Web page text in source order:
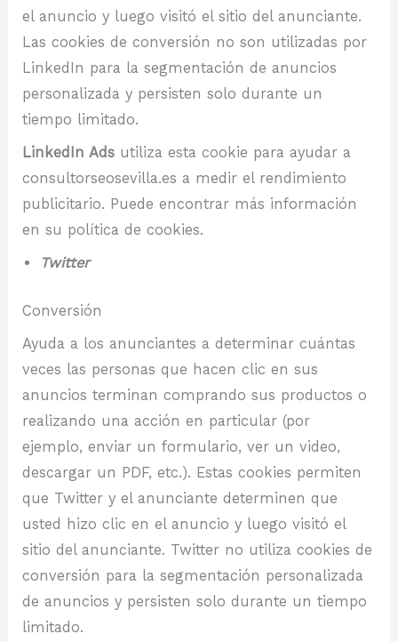
el anuncio y luego visitó el sitio del anunciante.
Las cookies de conversión no son utilizadas por
LinkedIn para la segmentación de anuncios
personalizada y persisten solo durante un
tiempo limitado.
LinkedIn Ads utiliza esta cookie para ayudar a
consultorseosevilla.es a medir el rendimiento
publicitario. Puede encontrar más información
en su política de cookies.
Twitter
Conversión
Ayuda a los anunciantes a determinar cuántas
veces las personas que hacen clic en sus
anuncios terminan comprando sus productos o
realizando una acción en particular (por
ejemplo, enviar un formulario, ver un video,
descargar un PDF, etc.). Estas cookies permiten
que Twitter y el anunciante determinen que
usted hizo clic en el anuncio y luego visitó el
sitio del anunciante. Twitter no utiliza cookies de
conversión para la segmentación personalizada
de anuncios y persisten solo durante un tiempo
limitado.